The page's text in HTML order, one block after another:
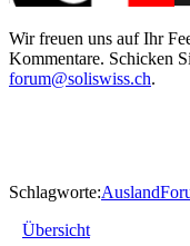
Wir freuen uns auf Ihr
Kommentare. Schicken
forum@soliswiss.ch.
Schlagworte:Ausland
Übersicht